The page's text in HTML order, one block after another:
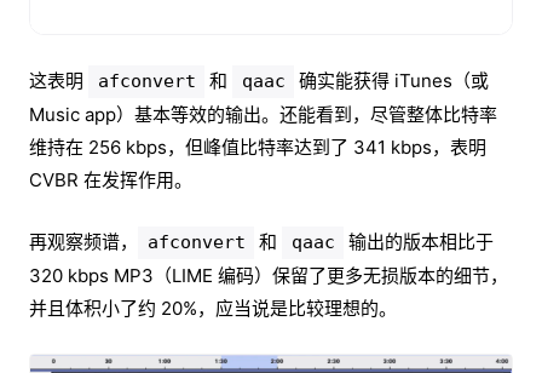
这表明 afconvert 和 qaac
确实能获得 iTunes（或
Music app）基本等效的输出。还能看到，尽管整体比特率
维持在 256 kbps，但峰值比特率达到了 341 kbps，表明
CVBR 在发挥作用。
再观察频谱， afconvert 和 qaac
输出的版本相比于
320 kbps MP3（LIME 编码）保留了更多无损版本的细节，
并且体积小了约 20%，应当说是比较理想的。